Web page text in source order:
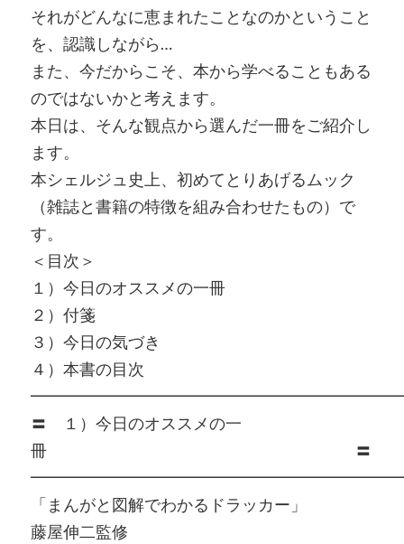
それがどんなに恵まれたことなのかということ
を、認識しながら…
また、今だからこそ、本から学べることもある
のではないかと考えます。
本日は、そんな観点から選んだ一冊をご紹介し
ます。
本シェルジュ史上、初めてとりあげるムック
（雑誌と書籍の特徴を組み合わせたもの）で
す。
＜目次＞
１）今日のオススメの一冊
２）付箋
３）今日の気づき
４）本書の目次
〓 １）今日のオススメの一
冊 〓
「まんがと図解でわかるドラッカー」
藤屋伸二監修